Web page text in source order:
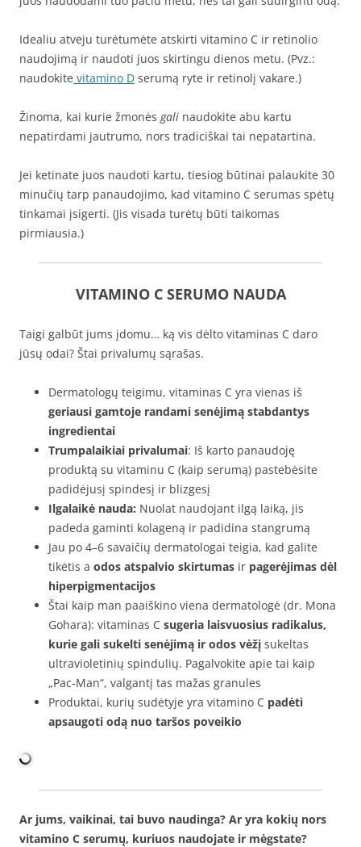
Idealiu atveju turėtumėte atskirti vitamino C ir retinolio
naudojimą ir naudoti juos skirtingu dienos metu. (Pvz.:
naudokite vitamino D serumą ryte ir retinolį vakare.)
Žinoma, kai kurie žmonės gali naudokite abu kartu
nepatirdami jautrumo, nors tradiciškai tai nepatartina.
Jei ketinate juos naudoti kartu, tiesiog būtinai palaukite 30
minučių tarp panaudojimo, kad vitamino C serumas spėtų
tinkamai įsigerti. (Jis visada turėtų būti taikomas
pirmiausia.)
VITAMINO C SERUMO NAUDA
Taigi galbūt jums įdomu… ką vis dėlto vitaminas C daro
jūsų odai? Štai privalumų sąrašas.
Dermatologų teigimu, vitaminas C yra vienas iš
geriausi gamtoje randami senėjimą stabdantys
ingredientai
Trumpalaikiai privalumai: Iš karto panaudoję
produktą su vitaminu C (kaip serumą) pastebėsite
padidėjusį spindesį ir blizgesį
Ilgalaikė nauda: Nuolat naudojant ilgą laiką, jis
padeda gaminti kolageną ir padidina stangrumą
Jau po 4–6 savaičių dermatologai teigia, kad galite
tikėtis a odos atspalvio skirtumas ir pagerėjimas dėl
hiperpigmentacijos
Štai kaip man paaiškino viena dermatologė (dr. Mona
Gohara): vitaminas C sugeria laisvuosius radikalus,
kurie gali sukelti senėjimą ir odos vėžį sukeltas
ultravioletinių spindulių. Pagalvokite apie tai kaip
„Pac-Man“, valgantį tas mažas granules
Produktai, kurių sudėtyje yra vitamino C padėti
apsaugoti odą nuo taršos poveikio
Ar jums, vaikinai, tai buvo naudinga? Ar yra kokių nors
vitamino C serumų, kuriuos naudojate ir mėgstate?